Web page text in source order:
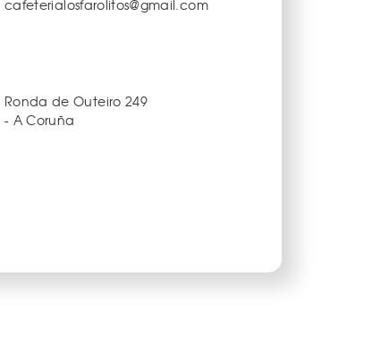
cafeterialosfarolitos@gmail.com
Ronda de Outeiro 249
- A Coruña